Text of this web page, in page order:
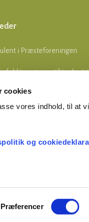
cookies
vores indhold, til at
og
Præferencer
i Præsteforeningen
fald i ansøgere til
©